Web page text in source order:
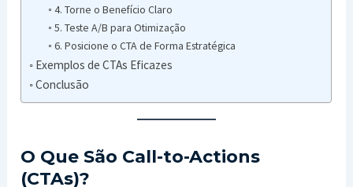
4. Torne o Benefício Claro
5. Teste A/B para Otimização
6. Posicione o CTA de Forma Estratégica
Exemplos de CTAs Eficazes
Conclusão
O Que São Call-to-Actions
(CTAs)?